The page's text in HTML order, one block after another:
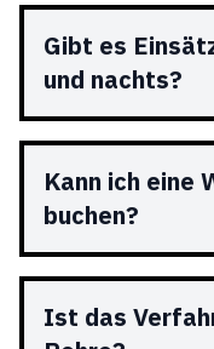
Gibt es
und nachts?
Kann ich eine
buchen?
Ist das